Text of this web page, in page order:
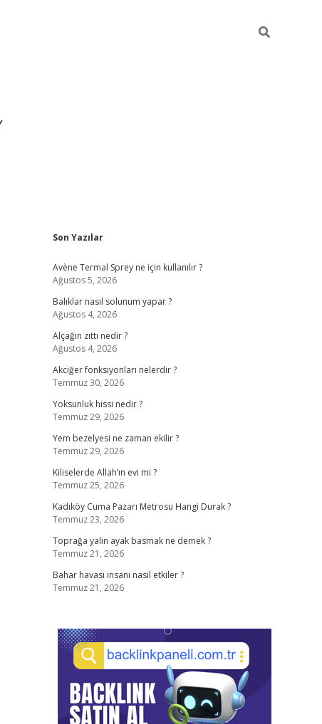
Sidebar
Son Yazılar
Avène Termal Sprey ne için kullanılır ?
Ağustos 5, 2026
Balıklar nasıl solunum yapar ?
Ağustos 4, 2026
Alçağın zıttı nedir ?
Ağustos 4, 2026
Akciğer fonksiyonları nelerdir ?
Temmuz 30, 2026
Yoksunluk hissi nedir ?
Temmuz 29, 2026
Yem bezelyesi ne zaman ekilir ?
Temmuz 29, 2026
Kiliselerde Allah’ın evi mi ?
Temmuz 25, 2026
Kadıköy Cuma Pazarı Metrosu Hangi Durak ?
Temmuz 23, 2026
Toprağa yalın ayak basmak ne demek ?
Temmuz 21, 2026
Bahar havası insanı nasıl etkiler ?
Temmuz 21, 2026